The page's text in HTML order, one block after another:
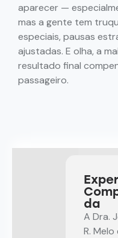
aparecer —
mas a gente tem
especiais, pausas
ajustadas. E olha, a
resultado final
passageiro.
da
A Dra.
R. Melo